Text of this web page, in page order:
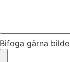
Bifoga gärna